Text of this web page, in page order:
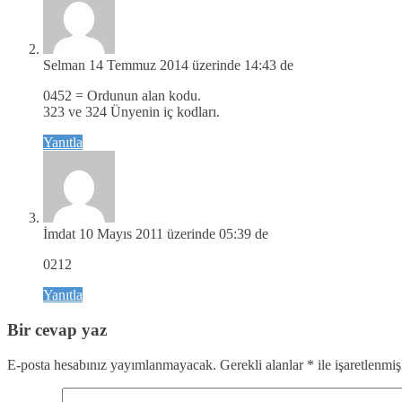
Selman 14 Temmuz 2014 üzerinde 14:43 de
0452 = Ordunun alan kodu.
323 ve 324 Ünyenin iç kodları.
Yanıtla
İmdat 10 Mayıs 2011 üzerinde 05:39 de
0212
Yanıtla
Bir cevap yaz
E-posta hesabınız yayımlanmayacak. Gerekli alanlar * ile